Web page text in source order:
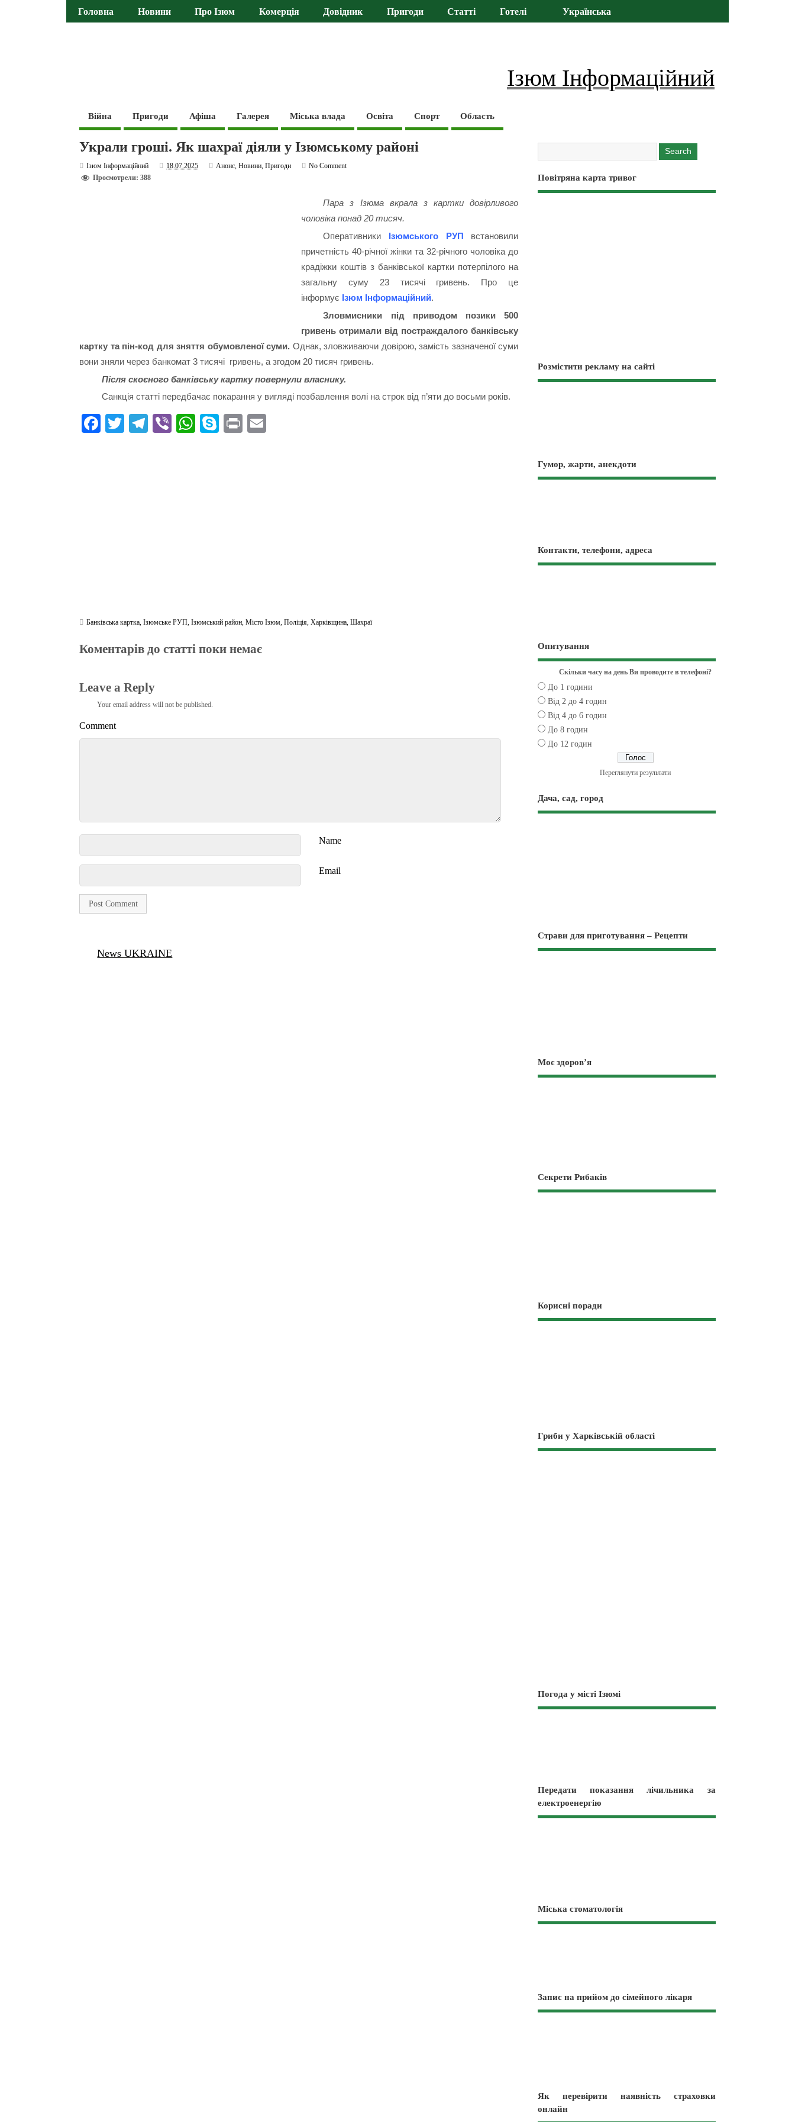
Головна Новини Про Ізюм Комерція Довідник Пригоди Статті Готелі Українська
Ізюм Інформаційний
Війна Пригоди Афіша Галерея Міська влада Освіта Спорт Область
Украли гроші. Як шахраї діяли у Ізюмському районі
Ізюм Інформаційний 18.07.2025 Анонс,Новини,Пригоди
No Comment
Просмотрели: 388
Пара з Ізюма вкрала з картки довірливого
чоловіка понад 20 тисяч.
Оперативники Ізюмського РУП встановили
причетність 40-річної жінки та 32-річного чоловіка до
крадіжки коштів з банківської картки потерпілого на
загальну суму 23 тисячі гривень. Про це
інформує Ізюм Інформаційний.
Зловмисники під приводом позики 500
гривень отримали від постраждалого банківську
картку та пін-код для зняття обумовленої суми. Однак, зловживаючи довірою, замість зазначеної суми
вони зняли через банкомат 3 тисячі гривень, а згодом 20 тисяч гривень.
Після скоєного банківську картку повернули власнику.
Санкція статті передбачає покарання у вигляді позбавлення волі на строк від п’яти до восьми років.
Fa T
Te Vi
W
S
Pr
Банківська картка,Ізюмське РУП,Ізюмський район,Місто Ізюм,Поліція,Харківщина,Шахраї
Коментарів до статті поки немає
Leave a Reply
Your email address will not be published.
Comment
Name
Email
News UKRAINE
Повітряна карта тривог
Розмістити рекламу на сайті
Гумор, жарти, анекдоти
Контакти, телефони, адреса
Опитування
Скільки часу на день Ви проводите в телефоні?
До 1 години
Від 2 до 4 годин
Від 4 до 6 годин
До 8 годин
До 12 годин
Переглянути результати
Дача, сад, город
Страви для приготування – Рецепти
Моє здоров’я
Секрети Рибаків
Корисні поради
Гриби у Харківській області
Погода у місті Ізюмі
Передати показання лічильника за
електроенергію
Міська стоматологія
Запис на прийом до сімейного лікаря
Як перевірити наявність страховки
онлайн